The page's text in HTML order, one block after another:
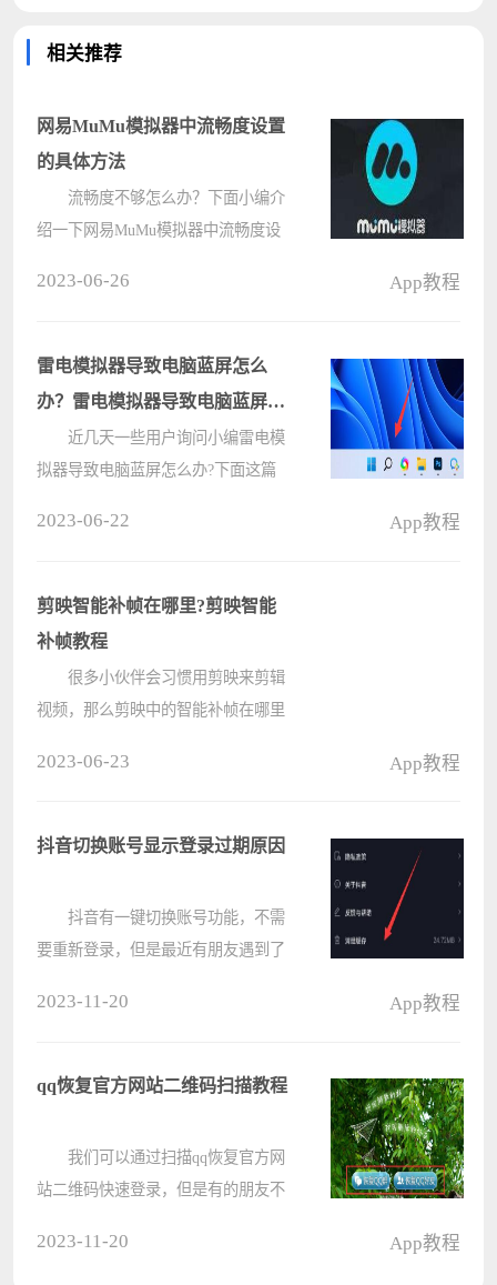
相关推荐
网易MuMu模拟器中流畅度设置
的具体方法
流畅度不够怎么办？下面小编介
绍一下网易MuMu模拟器中流畅度设
MuMu模拟器软件后，点击右上方的
三????
2023-06-26 App教程
雷电模拟器导致电脑蓝屏怎么
办？雷电模拟器导致电脑蓝屏解
决方法
近几天一些用户询问小编雷电模
拟器导致电脑蓝屏怎么办?下面这篇
蓝屏怎么办?雷电模拟器导致电脑蓝
屏????
2023-06-22 App教程
剪映智能补帧在哪里?剪映智能
补帧教程
很多小伙伴会习惯用剪映来剪辑
视频，那么剪映中的智能补帧在哪里
1、首先导入视频素材后，点
2023-06-23 App教程
抖音切换账号显示登录过期原因
抖音有一键切换账号功能，不需
要重新登录，但是最近有朋友遇到了
存数据 1、抖音的登录信????
2023-11-20 App教程
qq恢复官方网站二维码扫描教程
我们可以通过扫描qq恢复官方网
站二维码快速登录，但是有的朋友不
2023-11-20 App教程